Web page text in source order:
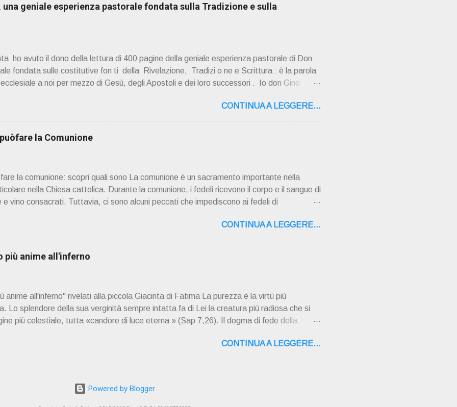
una geniale esperienza pastorale fondata sulla Tradizione e sulla
ho avuto il dono della lettura di 400 pagine della geniale esperienza pastorale di Don
fondata sulle costitutive fon ti della Rivelazione, Tradizi o ne e Scrittura : è la parola
a noi per mezzo di Gesù, degli Apostoli e dei loro successori . Io don Gino
Del suo volume " ERO "CURATO" …ora son "da curare" pubblico la sua "
Boninsegna , per ordinazioni Via San Giovanni Pupatoro,16 – 37134 Verona Tel.
8824 PRESENTAZIONE R icordo che qualche secolo fa … "secolo" fa, da giovane
libro di Georges Bernanos , " DIARIO DI UN CURATO DI CAMPAGNA ". È ispira...
CONTINUA A LEGGERE...
la Comunione
la comunione: scopri quali sono La comunione è un sacramento importante nella
nella Chiesa cattolica. Durante la comunione, i fedeli ricevono il corpo e il sangue di
vino consacrati. Tuttavia, ci sono alcuni peccati che impediscono ai fedeli di
ricevere la comunione nuovamente. 📖 Indice dei contenuti Peccati gravi o mortali
Occultismo Peccati gravi o mortali I peccati gravi o mortali sono azioni che vanno
in modo grave e deliberato. Questi peccati sono considerati gravi perché danneggiano
gli altri. Quando una persona commette un peccato grave, si separa dalla grazia di Dio e
alla vita sacramentale della Chiesa. La Chiesa cattolica insegn...
CONTINUA A LEGGERE...
più anime all'inferno
anime all'inferno" rivelati alla piccola Giacinta di Fatima La purezza è la virtù più
Lo splendore della sua verginità sempre intatta fa di Lei la creatura più radiosa che si
più celestiale, tutta «candore di luce eterna » (Sap 7,26). Il dogma di fede della
Maternità verginale della Madonna: questi tre dogmi investono l'Immacolata di uno
(Ap 14,4) nel tempo e nell'eternità. E se ci sono stati e ci sono ancora dei mentecatti,
CONTINUA A LEGGERE...
Powered by Blogger